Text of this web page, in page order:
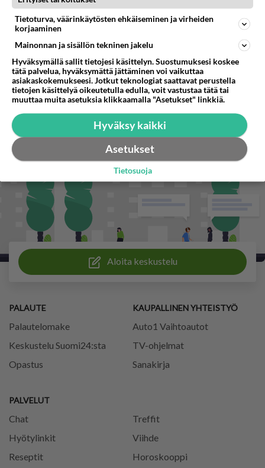
Lentomatkustajan laukusta löytyi varastettuja historiallisia tykinkuulia
Rockyhtye Weezer palaa Suomeen – viimeksi yli 25 vuotta sitten
Nyt tuli punainen varoitus 27 kaupunkiin Italiassa: ”Äärimmäinen helle”
Aloita keskustelu
PALAUTE
Palautelomake
Keskustelu Suomi24:sta
Opastus
PALVELUT
Chat
Treffit
Hyötylinkit
Viihde
Reseptit
Horoskooppi
KAUPALLINEN YHTEISTYÖ
Auto1 Vaihtoautot
TV-ohjelmat
Sanakirja
Tietoturva, väärinkäytösten ehkäiseminen ja virheiden
korjaaminen
Mainonnan ja sisällön tekninen jakelu
Hyväksymällä sallit tietojesi käsittelyn. Suostumuksesi koskee
tätä palvelua, hyväksymättä jättäminen voi vaikuttaa
asiakaskokemukseesi. Jotkut teknologiat saattavat perustella
tietojen käsittelyä oikeutetulla edulla, voit vastustaa tätä tai
muuttaa muita asetuksia klikkaamalla "Asetukset" linkkiä.
Hyväksy kaikki
Asetukset
Tietosuoja